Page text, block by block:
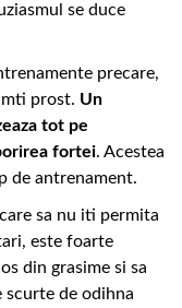
se duce
precare,
prost. Un
tot pe
fortei. Acestea
de antrenament.
sa nu iti permita
este foarte
din grasime si sa
scurte de odihna